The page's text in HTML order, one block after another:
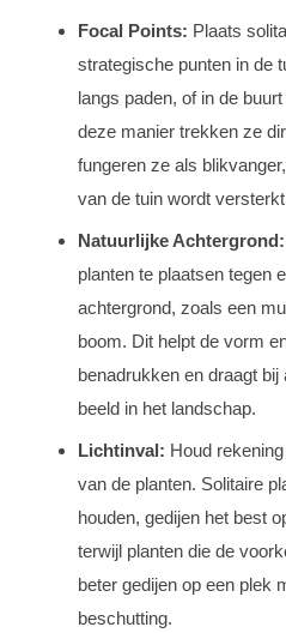
Focal Points: Plaats
strategische punten in de
langs paden, of in de
deze manier trekken ze
fungeren ze als
van de tuin wordt
Natuurlijke Achtergrond:
planten te plaatsen tegen
achtergrond, zoals een
boom. Dit helpt de vorm
benadrukken en draagt bij
beeld in het landschap.
Lichtinval: Houd
van de planten. Solitaire
houden, gedijen het best
terwijl planten die de
beter gedijen op een plek
beschutting.